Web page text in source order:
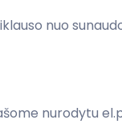
nuo
nurodytu